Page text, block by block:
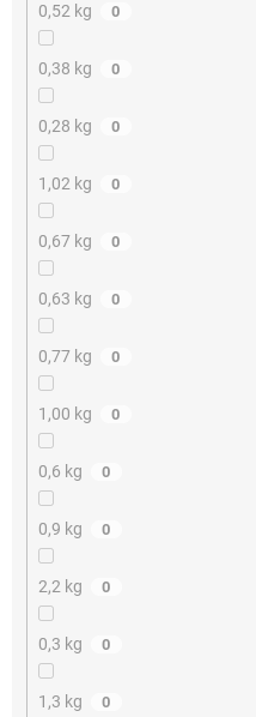
0,52 kg 0
0,38 kg 0
0,28 kg 0
1,02 kg 0
0,67 kg 0
0,63 kg 0
0,77 kg 0
1,00 kg 0
0,6 kg 0
0,9 kg 0
2,2 kg 0
0,3 kg 0
1,3 kg 0